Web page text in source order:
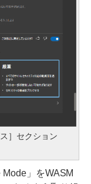
］セクション
」をWASM